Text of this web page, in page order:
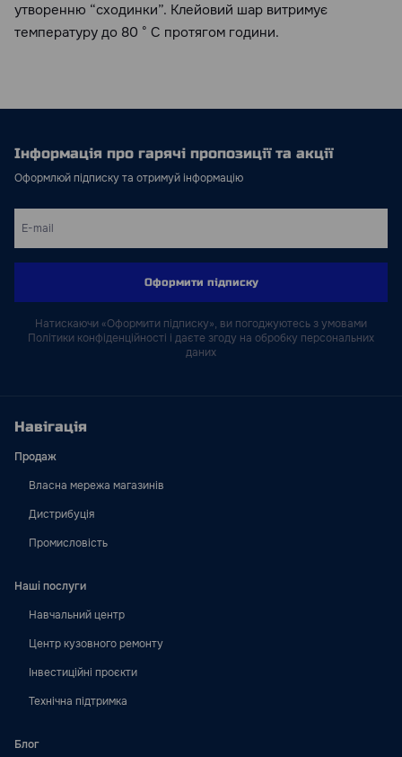
утворенню “сходинки”. Клейовий шар витримує
температуру до 80 ° C протягом години.
Інформація про гарячі пропозиції та акції
Оформлюй підписку та отримуй інформацію
Оформити підписку
Натискаючи «Оформити підписку», ви погоджуютесь з умовами
Політики конфіденційності і даєте згоду на обробку персональних
даних
Навігація
Продаж
Власна мережа магазинів
Дистрибуція
Промисловість
Наші послуги
Навчальний центр
Центр кузовного ремонту
Інвестиційні проєкти
Технічна підтримка
Блог